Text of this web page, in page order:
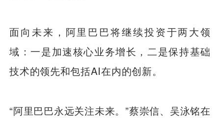
面向未来，阿里巴巴将继续投资于两大领
域：一是加速核心业务增长，二是保持基础
技术的领先和包括AI在内的创新。
“阿里巴巴永远关注未来。”蔡崇信、吴泳铭在